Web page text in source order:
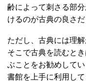
齢によって刺さる部
けるのが古典の良さだ
ただし、古典には理
そこで古典を読むと
ぶことをお勧めして
書館を上手に利用して